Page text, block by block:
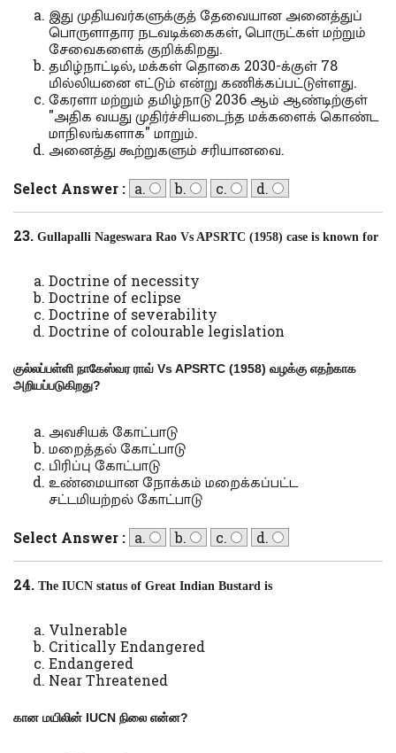
இது முதியவர்களுக்குத் தேவையான அனைத்துப்
பொருளாதார நடவடிக்கைகள், பொருட்கள் மற்றும்
சேவைகளைக் குறிக்கிறது.
தமிழ்நாட்டில், மக்கள் தொகை 2030-க்குள் 78
மில்லியனை எட்டும் என்று கணிக்கப்பட்டுள்ளது.
கேரளா மற்றும் தமிழ்நாடு 2036 ஆம் ஆண்டிற்குள்
"அதிக வயது முதிர்ச்சியடைந்த மக்களைக் கொண்ட
மாநிலங்களாக" மாறும்.
அனைத்து கூற்றுகளும் சரியானவை.
Select Answer : a. b. c. d.
23.Gullapalli Nageswara Rao Vs APSRTC (1958) case is known for
Doctrine of necessity
Doctrine of eclipse
Doctrine of severability
Doctrine of colourable legislation
குல்லப்பள்ளி நாகேஸ்வர ராவ்Vs APSRTC (1958)வழக்கு எதற்காக
அறியப்படுகிறது?
அவசியக் கோட்பாடு
மறைத்தல் கோட்பாடு
பிரிப்பு கோட்பாடு
உண்மையான நோக்கம் மறைக்கப்பட்ட
சட்டமியற்றல் கோட்பாடு
Select Answer : a. b. c. d.
24.The IUCN status of Great Indian Bustard is
Vulnerable
Critically Endangered
Endangered
Near Threatened
கான மயிலின் IUCNநிலை என்ன?